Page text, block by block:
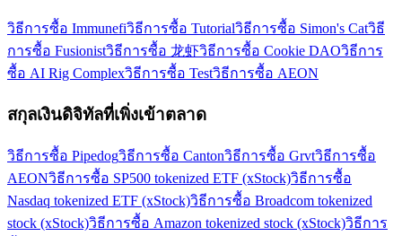
วิธีการซื้อ Immunefiวิธีการซื้อ Tutorialวิธีการซื้อ Simon's Catวิธี
การซื้อ Fusionistวิธีการซื้อ 龙虾วิธีการซื้อ Cookie DAOวิธีการ
ซื้อ AI Rig Complexวิธีการซื้อ Testวิธีการซื้อ AEON
สกุลเงินดิจิทัลที่เพิ่งเข้าตลาด
วิธีการซื้อ Pipedogวิธีการซื้อ Cantonวิธีการซื้อ Grvtวิธีการซื้อ
AEONวิธีการซื้อ SP500 tokenized ETF (xStock)วิธีการซื้อ
Nasdaq tokenized ETF (xStock)วิธีการซื้อ Broadcom tokenized
stock (xStock)วิธีการซื้อ Amazon tokenized stock (xStock)วิธีการ